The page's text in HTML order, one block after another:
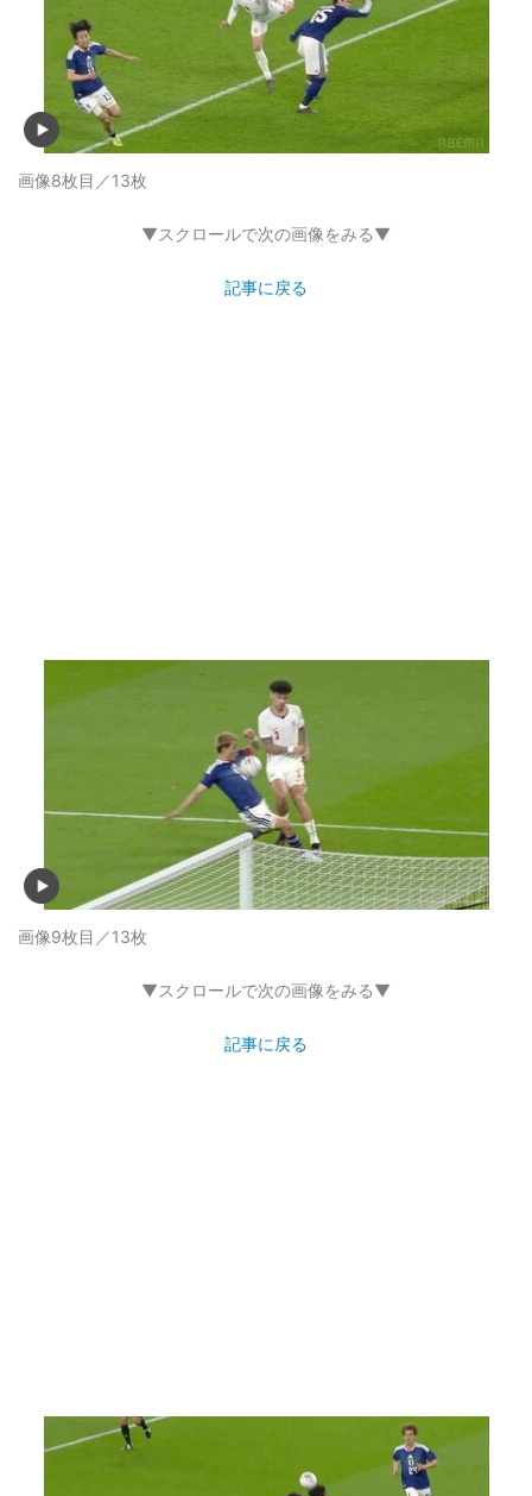
画像8枚目／13枚
▼スクロールで次の画像をみる▼
記事に戻る
画像9枚目／13枚
▼スクロールで次の画像をみる▼
記事に戻る